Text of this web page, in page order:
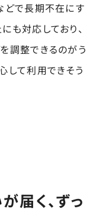
どで長期不在にす
も対応しており、
調整できるのがう
して利用できそう
く、ずっ